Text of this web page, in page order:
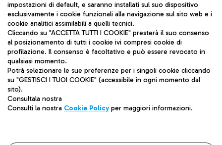
Via Pier Paolo Racchetti 1 - 00054 Fiumicino
(RM) Tel: +39 06 65951
Privacy
impostazioni di default, e saranno installati sul suo dispositivo
esclusivamente i cookie funzionali alla navigazione sul sito web e i
cookie analitici assimilabili a quelli tecnici.
Cliccando su "ACCETTA TUTTI I COOKIE" presterà il suo consenso
al posizionamento di tutti i cookie ivi compresi cookie di
profilazione. Il consenso è facoltativo e può essere revocato in
qualsiasi momento.
Potrà selezionare le sue preferenze per i singoli cookie cliccando
su "GESTISCI I TUOI COOKIE" (accessibile in ogni momento dal
sito).
Consultala nostra
Consulti la nostra Cookie Policyper maggiori informazioni.